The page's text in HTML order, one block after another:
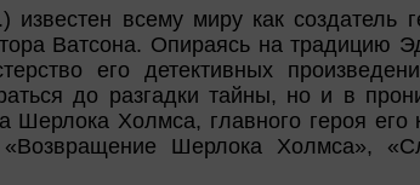
известен всему миру как создатель
Ватсона. Опираясь на традицию
его детективных
до разгадки тайны, но и в
Шерлока Холмса, главного героя
Шерлока Холмса»,